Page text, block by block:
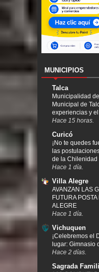
MUNICIPIOS
Talca
Municipalidad
Municipal de
experiencias y
Hace 15 horas.
Curicó
¡No te quedes
las
de la Chilenidad
Hace 1 día.
Villa Alegre
AVANZAN LAS
FUTURA
ALEGRE
Hace 1 día.
Vichuquen
¡Celebremos el
lugar: Gimnasio
Hace 2 días.
Sagrada